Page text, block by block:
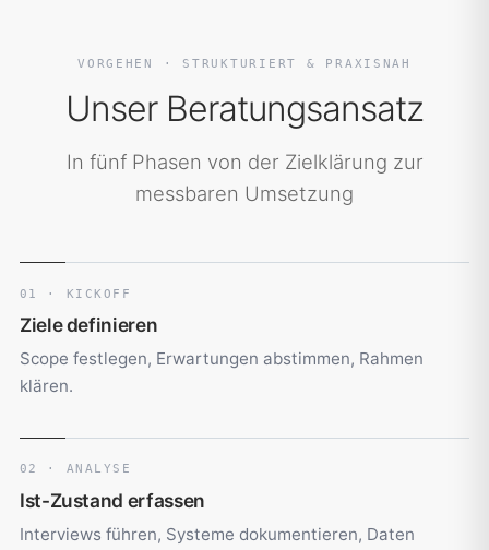
VORGEHEN · STRUKTURIERT & PRAXISNAH
Unser Beratungsansatz
In fünf Phasen von der Zielklärung zur
messbaren Umsetzung
01 · KICKOFF
Ziele definieren
Scope festlegen, Erwartungen abstimmen, Rahmen
klären.
02 · ANALYSE
Ist-Zustand erfassen
Interviews führen, Systeme dokumentieren, Daten